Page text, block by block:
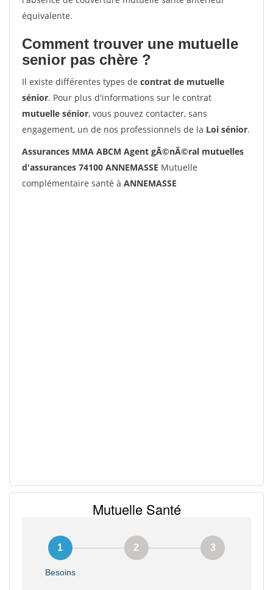
équivalente.
Comment trouver une mutuelle
senior pas chère ?
Il existe différentes types de contrat de mutuelle
sénior. Pour plus d'informations sur le contrat
mutuelle sénior, vous pouvez contacter, sans
engagement, un de nos professionnels de la Loi sénior.
Assurances MMA ABCM Agent gÃ©nÃ©ral mutuelles
d'assurances 74100 ANNEMASSE Mutuelle
complémentaire santé à ANNEMASSE